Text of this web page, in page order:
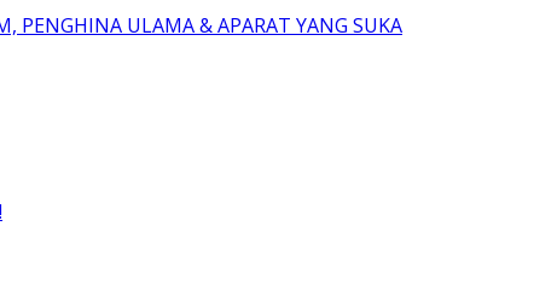
PENGHINA ULAMA & APARAT YANG SUKA